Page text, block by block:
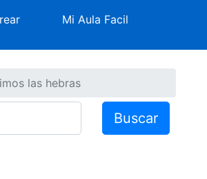
Mi Aula Facil
las hebras
Buscar